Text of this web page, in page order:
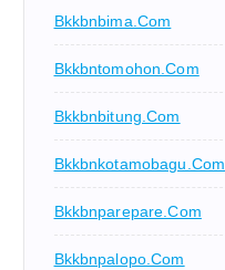
Bkkbnbima.com
Bkkbntomohon.com
Bkkbnbitung.com
Bkkbnkotamobagu.com
Bkkbnparepare.com
Bkkbnpalopo.com